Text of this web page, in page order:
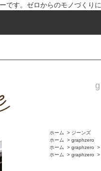
す。ゼロからのモノづくり
ホーム > ジーンズ
ホーム
> graphzero
ホーム
> graphzero >
ホーム
> graphzero >